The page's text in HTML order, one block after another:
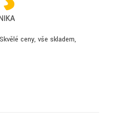
ceny, vše skladem,